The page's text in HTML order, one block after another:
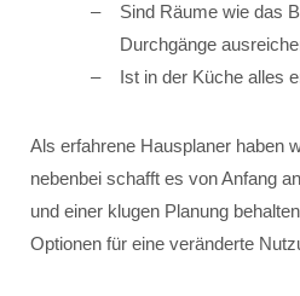
Sind Räume wie das
Durchgänge
Ist in der Küche alles
Als erfahrene Hausplaner haben
nebenbei schafft es von Anfang
und einer klugen Planung
Optionen für eine veränderte